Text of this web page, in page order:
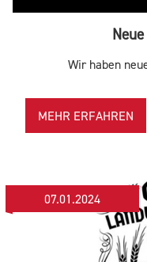
Wir haben
MEHR ERFAHREN
07.01.2024